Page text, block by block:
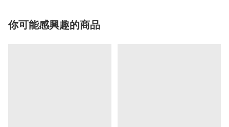
你可能感興趣的商品